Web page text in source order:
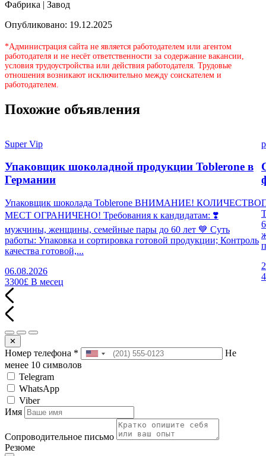
Фабрика | Завод
Опубликовано: 19.12.2025
*Администрация сайта не является работодателем или агентом
работодателя и не несёт ответственности за содержание вакансии,
условия трудоустройства или действия работодателя. Трудовые
отношения возникают исключительно между соискателем и
работодателем.
Похожие объявления
Super Vip
Упаковщик шоколадной продукции Toblerone в
Германии
Упаковщик шоколада Toblerone ВНИМАНИЕ! КОЛИЧЕСТВО
МЕСТ ОГРАНИЧЕНО! Требования к кандидатам: ❣️
мужчины, женщины, семейные пары до 60 лет 💙 Суть
работы: Упаковка и сортировка готовой продукции; Контроль
качества готовой,...
06.08.2026
3300£ В месец
✕
Номер телефона *
Не
менее 10 символов
Telegram
WhatsApp
Viber
Имя
Сопроводительное письмо
Резюме